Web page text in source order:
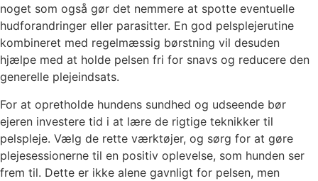
noget som også gør det nemmere at spotte eventuelle
hudforandringer eller parasitter. En god pelsplejerutine
kombineret med regelmæssig børstning vil desuden
hjælpe med at holde pelsen fri for snavs og reducere den
generelle plejeindsats.
For at opretholde hundens sundhed og udseende bør
ejeren investere tid i at lære de rigtige teknikker til
pelspleje. Vælg de rette værktøjer, og sørg for at gøre
plejesessionerne til en positiv oplevelse, som hunden ser
frem til. Dette er ikke alene gavnligt for pelsen, men